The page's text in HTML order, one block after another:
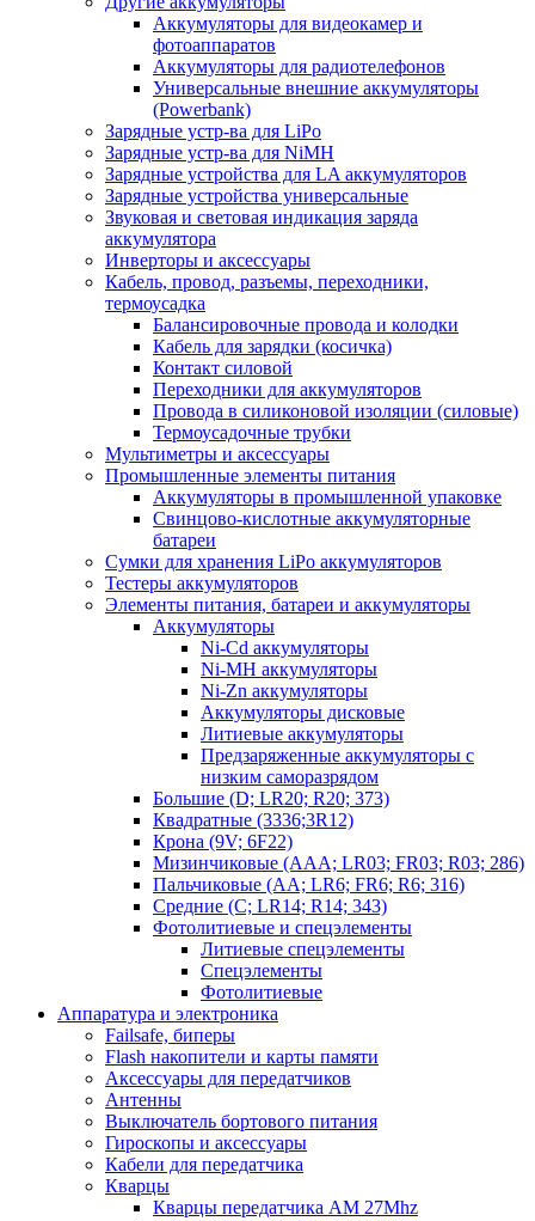
Аккумуляторы для видеокамер и
фотоаппаратов
Аккумуляторы для радиотелефонов
Универсальные внешние аккумуляторы
(Powerbank)
Зарядные устр-ва для LiPo
Зарядные устр-ва для NiMH
Зарядные устройства для LA аккумуляторов
Зарядные устройства универсальные
Звуковая и световая индикация заряда
аккумулятора
Инверторы и аксессуары
Кабель, провод, разъемы, переходники,
термоусадка
Балансировочные провода и колодки
Кабель для зарядки (косичка)
Контакт силовой
Переходники для аккумуляторов
Провода в силиконовой изоляции (силовые)
Термоусадочные трубки
Мультиметры и аксессуары
Промышленные элементы питания
Аккумуляторы в промышленной упаковке
Свинцово-кислотные аккумуляторные
батареи
Сумки для хранения LiPo аккумуляторов
Тестеры аккумуляторов
Элементы питания, батареи и аккумуляторы
Аккумуляторы
Ni-Cd аккумуляторы
Ni-MH аккумуляторы
Ni-Zn аккумуляторы
Аккумуляторы дисковые
Литиевые аккумуляторы
Предзаряженные аккумуляторы с
низким саморазрядом
Большие (D; LR20; R20; 373)
Квадратные (3336;3R12)
Крона (9V; 6F22)
Мизинчиковые (AAA; LR03; FR03; R03; 286)
Пальчиковые (AA; LR6; FR6; R6; 316)
Средние (C; LR14; R14; 343)
Фотолитиевые и спецэлементы
Литиевые спецэлементы
Спецэлементы
Фотолитиевые
Аппаратура и электроника
Failsafe, биперы
Flash накопители и карты памяти
Аксессуары для передатчиков
Антенны
Выключатель бортового питания
Гироскопы и аксессуары
Кабели для передатчика
Кварцы
Кварцы передатчика AM 27Mhz